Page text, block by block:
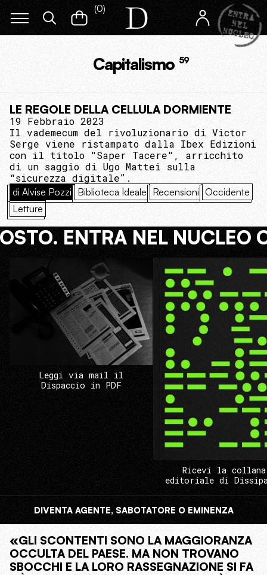
(0)
Capitalismo 59
LE REGOLE DELLA CELLULA DORMIENTE
19 Febbraio 2023
Il vademecum del rivoluzionario di Victor
Serge viene ristampato dalla Ibex Edizioni
con il titolo "Saper Tacere", arricchito
di un saggio di Ugo Mattei sulla
“sicurezza digitale”.
di Alvise Pozzi Biblioteca Ideale Recensioni Occidente
Letture
ENTRA NEL NUCLEO
Leggi via mail il
Dispaccio in PDF
Ricevi la collana
editoriale di
DIVENTA AGENTE, SABOTATORE O EMINENZA
«GLI SCONTENTI SONO LA MAGGIORANZA
OCCULTA DEL PAESE. MA NON TROVANO
SBOCCHI E LA LORO RASSEGNAZIONE SI FA